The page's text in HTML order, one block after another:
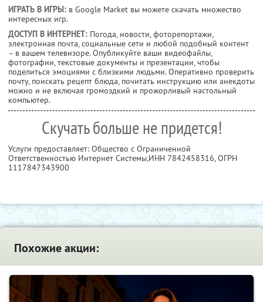
ИГРАТЬ В ИГРЫ: в Google Market вы можете скачать множество
интересных игр.
ДОСТУП В ИНТЕРНЕТ: Погода, новости, фоторепортажи,
электронная почта, социальные сети и любой подобный контент
– в вашем телевизоре. Опубликуйте ваши видеофайлы,
фотографии, текстовые документы и презентации, чтобы
поделиться эмоциями с близкими людьми. Оперативно проверить
почту, поискать рецепт блюда, почитать инструкцию или анекдоты
можно и не включая громоздкий и прожорливый настольный
компьютер.
Скучать больше не придется!
Услуги предоставляет: Общество с Ограниченной
Ответственностью Интернет Системы,ИНН 7842458316, ОГРН
1117847343900
Похожие акции: